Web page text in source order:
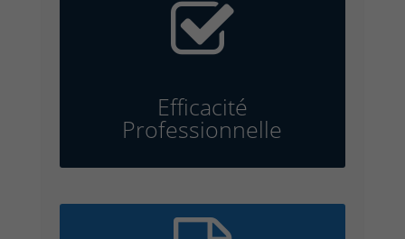

Efficacité
Professionnelle